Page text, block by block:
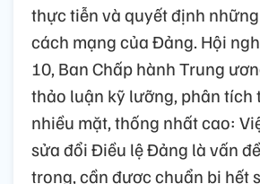
thực tiễn và quyết định
cách mạng của Đảng. Hội
10, Ban Chấp hành Trung
thảo luận kỹ lưỡng, phân tích
nhiều mặt, thống nhất cao:
sửa đổi Điều lệ Đảng là vấn
trọng, cần được chuẩn bị hết